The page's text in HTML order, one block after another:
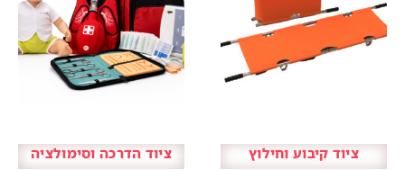
ציוד קיבוע וחילוץ ציוד הדרכה וסימולציה